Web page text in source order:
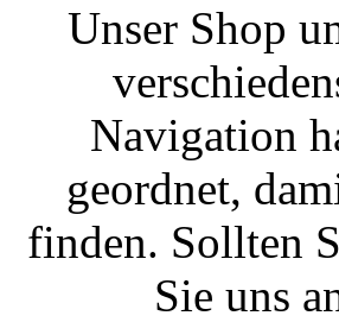
Unser Shop
Navigation
geordnet,
finden. Sollten
Sie uns